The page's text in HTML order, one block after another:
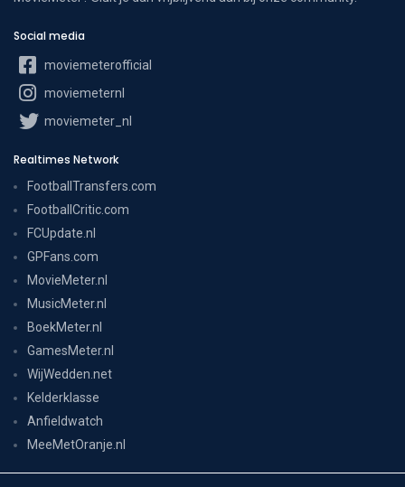
Social media
moviemeterofficial
moviemeternl
moviemeter_nl
Realtimes Network
FootballTransfers.com
FootballCritic.com
FCUpdate.nl
GPFans.com
MovieMeter.nl
MusicMeter.nl
BoekMeter.nl
GamesMeter.nl
WijWedden.net
Kelderklasse
Anfieldwatch
MeeMetOranje.nl